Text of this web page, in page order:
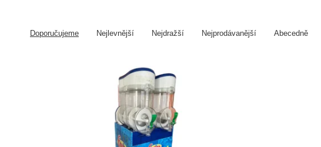
Doporučujeme Nejlevnější Nejdražší Nejprodávanější Abecedně